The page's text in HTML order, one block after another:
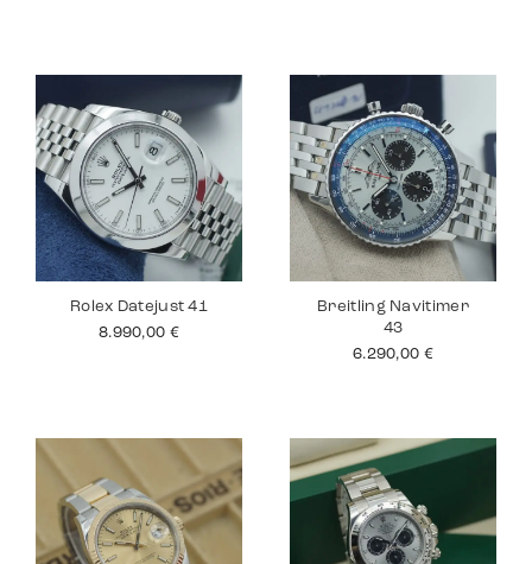
Rolex Datejust 41
8.990,00 €
Breitling Navitimer
43
6.290,00 €